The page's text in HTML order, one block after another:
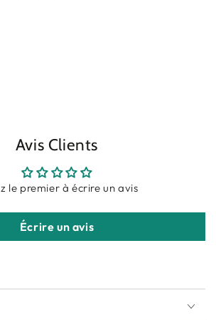
Avis Clients
le premier à écrire un avis
Écrire un avis